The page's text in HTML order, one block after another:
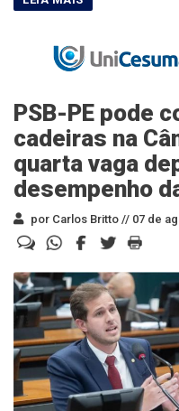
PSB-PE pode
cadeiras na
quarta vaga
desempenho
por Carlos Britto // 07 de